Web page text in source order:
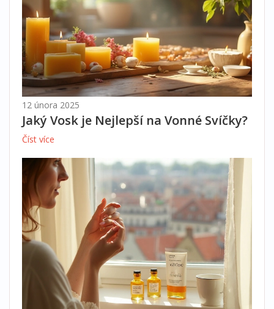
12 února 2025
Jaký Vosk je Nejlepší na Vonné Svíčky?
Číst více